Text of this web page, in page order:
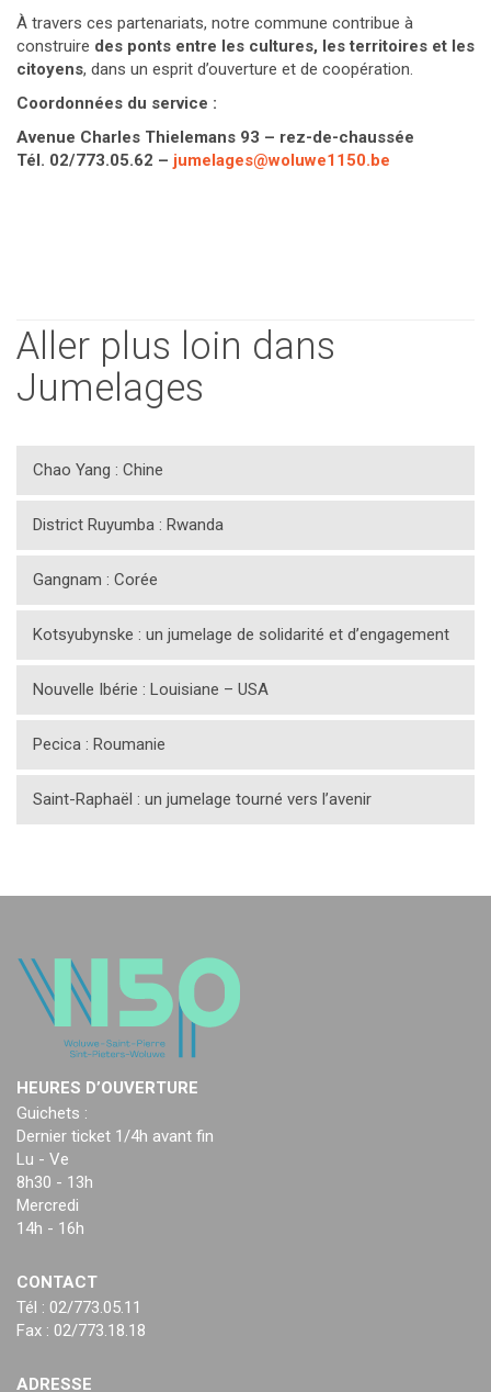
À travers ces partenariats, notre commune contribue à
construire des ponts entre les cultures, les territoires et les
citoyens, dans un esprit d’ouverture et de coopération.
Coordonnées du service :
Avenue Charles Thielemans 93 – rez-de-chaussée
Tél. 02/773.05.62 – jumelages@woluwe1150.be
Aller plus loin dans
Jumelages
Chao Yang : Chine
District Ruyumba : Rwanda
Gangnam : Corée
Kotsyubynske : un jumelage de solidarité et d’engagement
Nouvelle Ibérie : Louisiane – USA
Pecica : Roumanie
Saint-Raphaël : un jumelage tourné vers l’avenir
HEURES D’OUVERTURE
Guichets :
Dernier ticket 1/4h avant fin
Lu - Ve
8h30 - 13h
Mercredi
14h - 16h
CONTACT
Tél : 02/773.05.11
Fax : 02/773.18.18
ADRESSE